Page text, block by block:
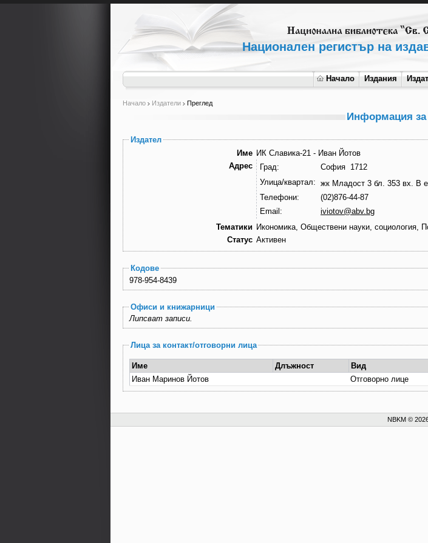
Национален регистър на
Начало Издания
Начало Издатели Преглед
Информация за
Издател
Име ИК Славика-21 - Иван Йотов
Адрес
Град:
София 1712
Улица/квартал: жк Младост 3 бл. 353 вх. В
Телефони:
(02)876-44-87
Email:
iviotov@abv.bg
Тематики Икономика, Обществени науки, социология,
Статус Активен
Кодове
978-954-8439
Офиси и книжарници
Липсват записи.
Лица за контакт/отговорни лица
Име Длъжност Вид
Иван Маринов Йотов
Отговорно лице
NBKM ©